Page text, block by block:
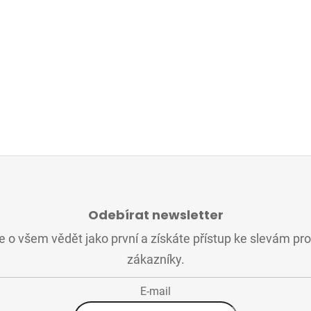
Odebírat newsletter
o všem vědět jako první a získáte přístup ke slevám
zákazníky.
E-mail